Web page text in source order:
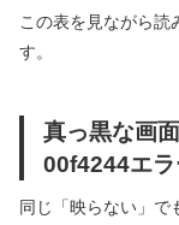
この表を見ながら読
す。
真っ黒な画
00f4244エラ
同じ「映らない」で